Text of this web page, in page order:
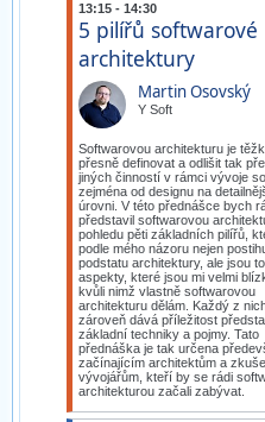
13:15 - 14:30
5 pilířů softwarové
architektury
Martin Osovský
Y Soft
Softwarovou architekturu je
přesně definovat a odlišit tak
jiných činností v rámci vývoje
zejména od designu na
úrovni. V této přednášce bych
představil softwarovou
pohledu pěti základních pilířů,
podle mého názoru nejen
podstatu architektury, ale jsou
aspekty, které jsou mi velmi
kvůli nimž vlastně softwarovou
architekturu dělám. Každý z
zároveň dává příležitost
základní techniky a pojmy. Tato
přednáška je tak určena
začínajícím architektům a
vývojářům, kteří by se rádi
architekturou začali zabývat.